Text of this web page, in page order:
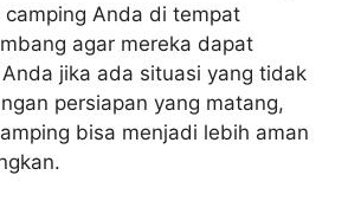
Anda di tempat
agar mereka dapat
jika ada situasi yang tidak
persiapan yang matang,
bisa menjadi lebih aman